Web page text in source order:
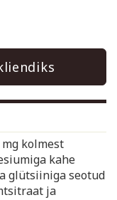
kolmest
kahe
glütsiiniga seotud
ja